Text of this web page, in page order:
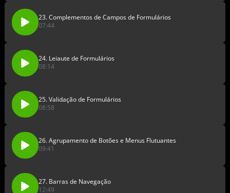
23. Complementos de Campos de Formulários
07:44
24. Leiaute de Formulários
08:14
25. Validação de Formulários
08:58
26. Agrupamento de Botões e Menus Flutuantes
09:41
27. Barras de Navegação
12:49